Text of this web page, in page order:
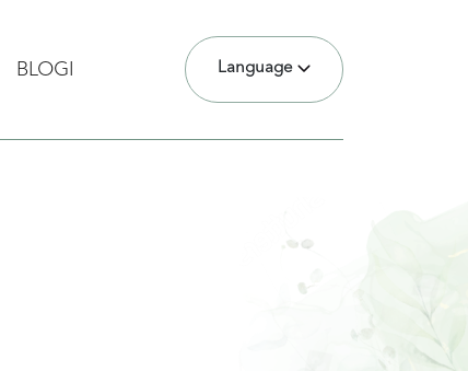
BLOGI Language